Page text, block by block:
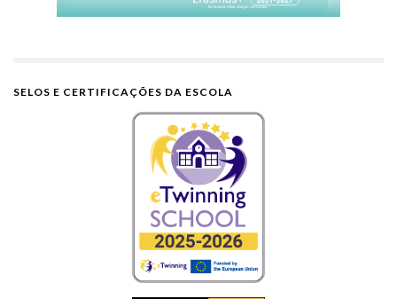
SELOS E CERTIFICAÇÕES DA ESCOLA